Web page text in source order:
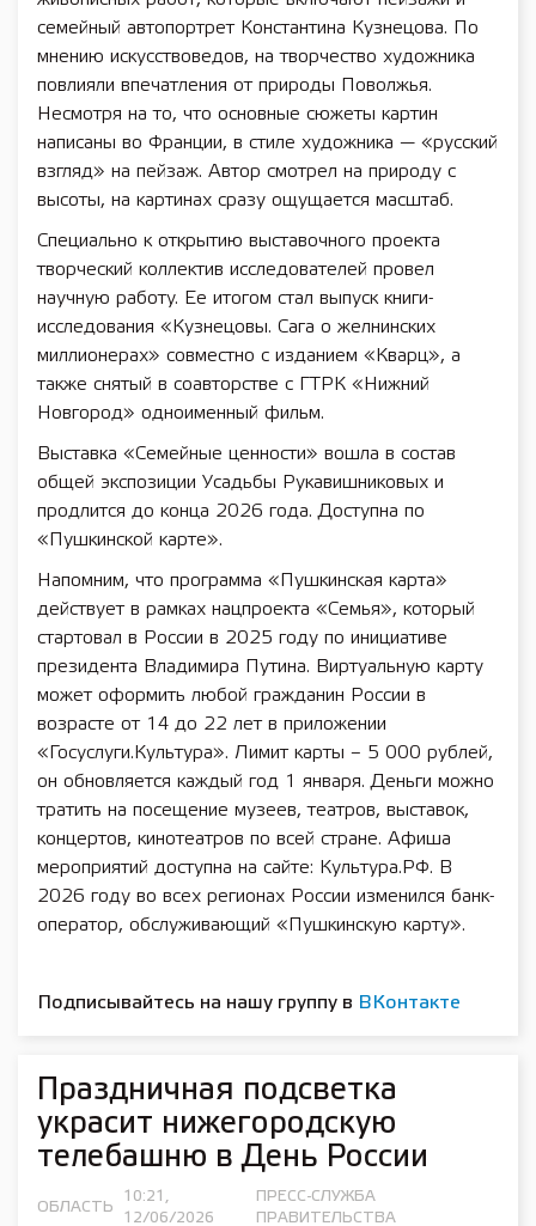
семейный автопортрет Константина Кузнецова. По
мнению искусствоведов, на творчество художника
повлияли впечатления от природы Поволжья.
Несмотря на то, что основные сюжеты картин
написаны во Франции, в стиле художника — «русский
взгляд» на пейзаж. Автор смотрел на природу с
высоты, на картинах сразу ощущается масштаб.
Специально к открытию выставочного проекта
творческий коллектив исследователей провел
научную работу. Ее итогом стал выпуск книги-
исследования «Кузнецовы. Сага о желнинских
миллионерах» совместно с изданием «Кварц», а
также снятый в соавторстве с ГТРК «Нижний
Новгород» одноименный фильм.
Выставка «Семейные ценности» вошла в состав
общей экспозиции Усадьбы Рукавишниковых и
продлится до конца 2026 года. Доступна по
«Пушкинской карте».
Напомним, что программа «Пушкинская карта»
действует в рамках нацпроекта «Семья», который
стартовал в России в 2025 году по инициативе
президента Владимира Путина. Виртуальную карту
может оформить любой гражданин России в
возрасте от 14 до 22 лет в приложении
«Госуслуги.Культура». Лимит карты – 5 000 рублей,
он обновляется каждый год 1 января. Деньги можно
тратить на посещение музеев, театров, выставок,
концертов, кинотеатров по всей стране. Афиша
мероприятий доступна на сайте: Культура.РФ. В
2026 году во всех регионах России изменился банк-
оператор, обслуживающий «Пушкинскую карту».
Подписывайтесь на нашу группу в ВКонтакте
Праздничная подсветка
украсит нижегородскую
телебашню в День России
ОБЛАСТЬ
10:21,
12/06/2026
ПРЕСС-СЛУЖБА
ПРАВИТЕЛЬСТВА